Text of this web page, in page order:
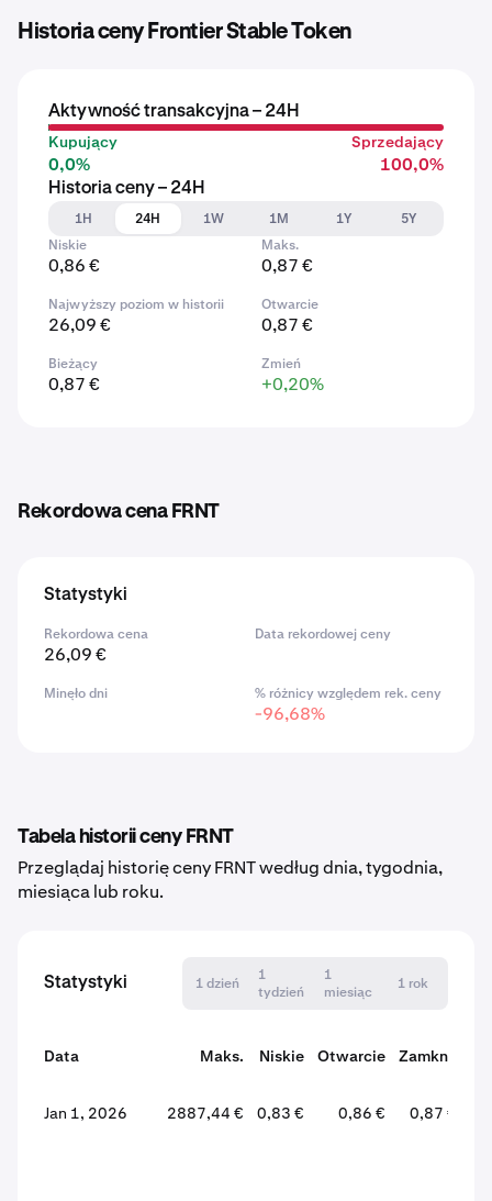
Historia ceny Frontier Stable Token
Aktywność transakcyjna – 24H
Kupujący
0,0%
Sprzedający
100,0%
Historia ceny – 24H
1H
24H 1W 1M 1Y
5Y
Niskie
0,86 €
Maks.
0,87 €
Najwyższy poziom w historii
26,09 €
Otwarcie
0,87 €
Bieżący
0,87 €
Zmień
+0,20%
Rekordowa cena FRNT
Statystyki
Rekordowa cena
26,09 €
Data rekordowej ceny
Minęło dni % różnicy względem rek. ceny
-96,68%
Tabela historii ceny FRNT
Przeglądaj historię ceny FRNT według dnia, tygodnia,
miesiąca lub roku.
Statystyki 1 dzień
1
tydzień
1
miesiąc
1 rok
Data Maks. Niskie Otwarcie Zamknij
Jan 1, 2026 2887,44 € 0,83 € 0,86 € 0,87 €